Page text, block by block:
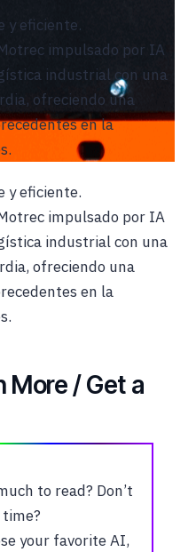
y eficiente.
impulsado por IA
industrial con una
ofreciendo una
en la
y eficiente.
impulsado por IA
industrial con una
ofreciendo una
en la
More / Get a
to read? Don’t
time?
your favorite AI,